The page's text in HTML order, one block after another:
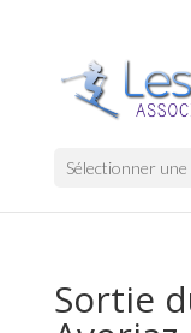
Sélectionner une
Sortie